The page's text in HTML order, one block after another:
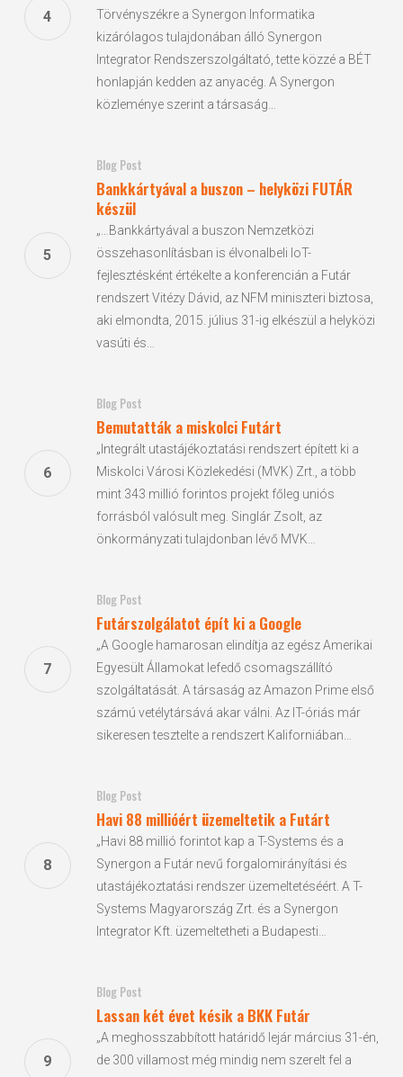
Törvényszékre a Synergon Informatika
kizárólagos tulajdonában álló Synergon
Integrator Rendszerszolgáltató, tette közzé a BÉT
honlapján kedden az anyacég. A Synergon
közleménye szerint a társaság…
Bankkártyával a buszon – helyközi FUTÁR
készül
Blog Post
„…Bankkártyával a buszon Nemzetközi
összehasonlításban is élvonalbeli IoT-
fejlesztésként értékelte a konferencián a Futár
rendszert Vitézy Dávid, az NFM miniszteri biztosa,
aki elmondta, 2015. július 31-ig elkészül a helyközi
vasúti és…
Bemutatták a miskolci Futárt
Blog Post
„Integrált utastájékoztatási rendszert épített ki a
Miskolci Városi Közlekedési (MVK) Zrt., a több
mint 343 millió forintos projekt főleg uniós
forrásból valósult meg. Singlár Zsolt, az
önkormányzati tulajdonban lévő MVK…
Futár­szolgálatot épít ki a Google
Blog Post
„A Google hamarosan elindítja az egész Amerikai
Egyesült Államokat lefedő csomagszállító
szolgáltatását. A társaság az Amazon Prime első
számú vetélytársává akar válni. Az IT-óriás már
sikeresen tesztelte a rendszert Kaliforniában…
Havi 88 millióért üzemeltetik a Futárt
Blog Post
„Havi 88 millió forintot kap a T-Systems és a
Synergon a Futár nevű forgalomirányítási és
utastájékoztatási rendszer üzemeltetéséért. A T-
Systems Magyarország Zrt. és a Synergon
Integrator Kft. üzemeltetheti a Budapesti…
Lassan két évet késik a BKK Futár
Blog Post
„A meghosszabbított határidő lejár március 31-én,
de 300 villamost még mindig nem szerelt fel a